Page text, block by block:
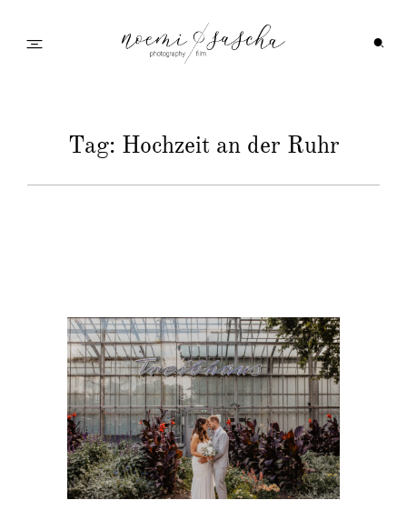
Galerie
Wedding Family
Kontakt
Tag: Hochzeit an der Ruhr